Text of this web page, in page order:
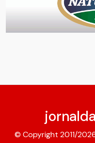
© Copyright 2011/